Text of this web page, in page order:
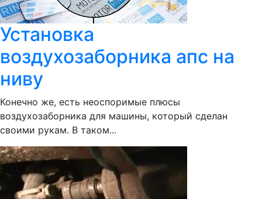
Установка
воздухозаборника апс на
ниву
Конечно же, есть неоспоримые плюсы
воздухозаборника для машины, который сделан
своими рукам. В таком...